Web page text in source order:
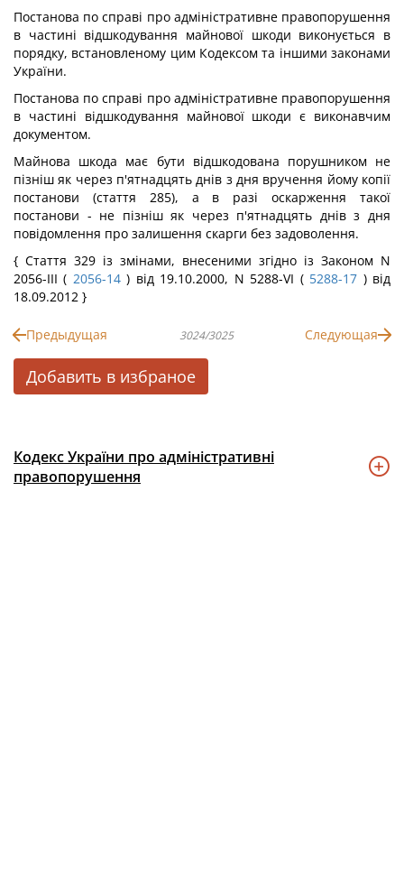
Постанова по справі про адміністративне правопорушення
в частині відшкодування майнової шкоди виконується в
порядку, встановленому цим Кодексом та іншими законами
України.
Постанова по справі про адміністративне правопорушення
в частині відшкодування майнової шкоди є виконавчим
документом.
Майнова шкода має бути відшкодована порушником не
пізніш як через п'ятнадцять днів з дня вручення йому копії
постанови (стаття 285), а в разі оскарження такої
постанови - не пізніш як через п'ятнадцять днів з дня
повідомлення про залишення скарги без задоволення.
{ Стаття 329 із змінами, внесеними згідно із Законом N
2056-III ( 2056-14) від 19.10.2000, N 5288-VI ( 5288-17 ) від
18.09.2012 }
Предыдущая 3024/3025 Следующая
Добавить в избраное
Кодекс України про адміністративні
правопорушення